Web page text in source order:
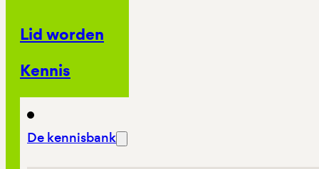
Lid worden
Kennis
De kennisbank